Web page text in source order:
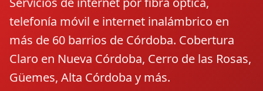
telefonía móvil e internet inalámbrico en
más de 60 barrios de Córdoba. Cobertura
Claro en Nueva Córdoba, Cerro de las Rosas,
Güemes, Alta Córdoba y más.